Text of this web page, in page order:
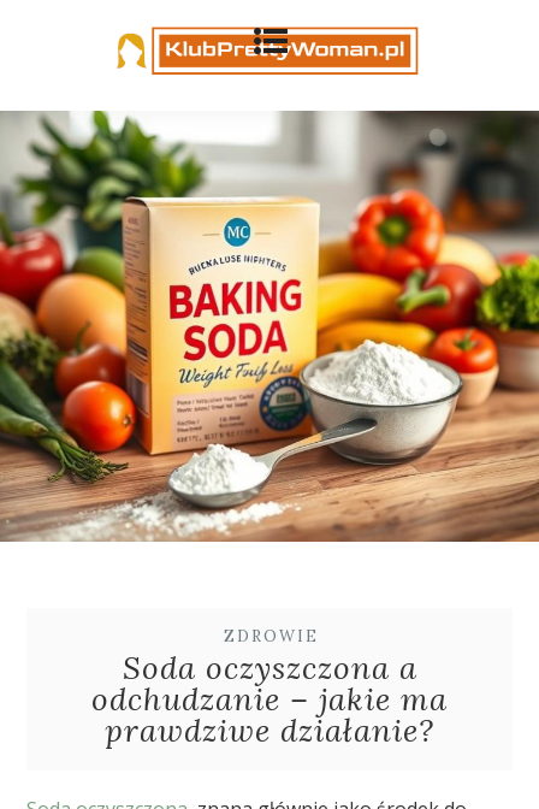
ZDROWIE
Soda oczyszczona a
odchudzanie – jakie ma
prawdziwe działanie?